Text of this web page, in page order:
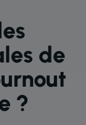
de
?